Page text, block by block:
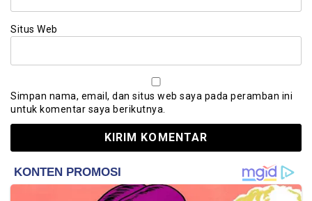
Situs Web
Simpan nama, email, dan situs web saya pada peramban ini
untuk komentar saya berikutnya.